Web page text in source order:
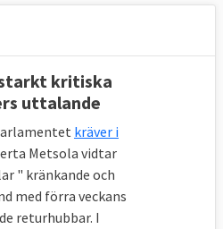
samarbeten med
ska lösas?
2015 visade enligt EU-
två brister i
Dels att ett
fick ta ansvar för en
kritiska
uttalande
kräver i
Metsola vidtar
" kränkande och
med förra veckans
returhubbar. I